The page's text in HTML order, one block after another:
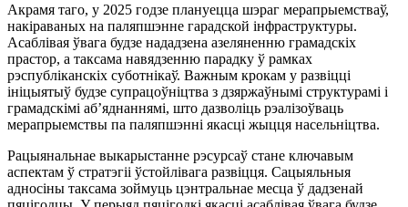
Акрамя таго, у 2025 годзе плануецца шэраг мерапрыемстваў,
накіраваных на паляпшэнне гарадской інфраструктуры.
Асаблівая ўвага будзе нададзена азеляненню грамадскіх
прастор, а таксама навядзенню парадку ў рамках
рэспубліканскіх суботнікаў. Важным крокам у развіцці
ініцыятыў будзе супрацоўніцтва з дзяржаўнымі структурамі і
грамадскімі аб’яднаннямі, што дазволіць рэалізоўваць
мерапрыемствы па паляпшэнні якасці жыцця насельніцтва.
Рацыянальнае выкарыстанне рэсурсаў стане ключавым
аспектам ў стратэгіі ўстойлівага развіцця. Сацыяльныя
адносіны таксама зоймуць цэнтральнае месца ў дадзенай